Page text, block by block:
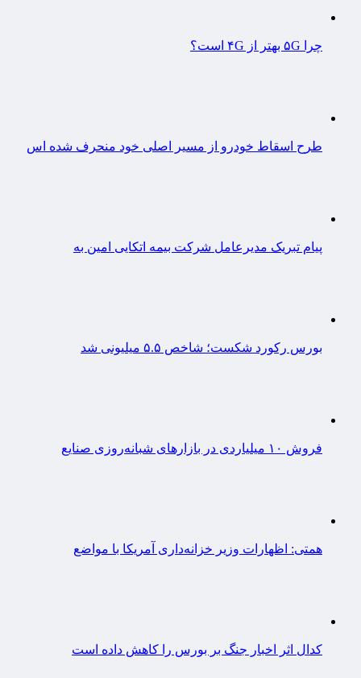
چرا ۵G بهتر از ۴G است؟
طرح اسقاط خودرو از مسیر اصلی خود منحرف شده اس
پیام تبریک مدیرعامل شرکت بیمه اتکایی امین به
بورس رکورد شکست؛ شاخص ۵.۵ میلیونی شد
فروش ۱۰ میلیاردی در بازارهای شبانه‌روزی صنایع
همتی: اظهارات وزیر خزانه‌داری آمریکا با مواضع
کدال اثر اخبار جنگ بر بورس را کاهش داده است